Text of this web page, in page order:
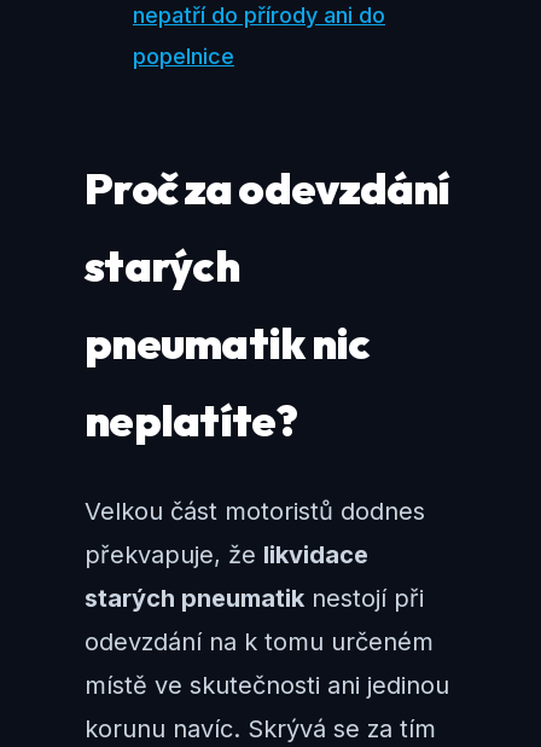
nepatří do přírody ani do
popelnice
Proč za odevzdání
starých
pneumatik nic
neplatíte?
Velkou část motoristů dodnes
překvapuje, že likvidace
starých pneumatik nestojí při
odevzdání na k tomu určeném
místě ve skutečnosti ani jedinou
korunu navíc. Skrývá se za tím